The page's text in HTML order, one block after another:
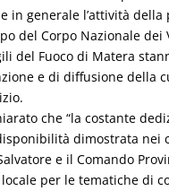
in generale l’attività
del Corpo Nazionale dei
del Fuoco di Matera
e di diffusione della
che “la costante
dimostrata nei
e il Comando
per le tematiche di